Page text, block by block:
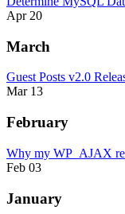
Apr 20
March
Guest Posts v2.0
Mar 13
February
Why my WP_AJAX
Feb 03
January